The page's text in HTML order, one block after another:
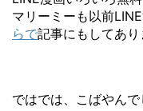
マリーミーも以前
らで記事にもしてあり
ではでは、こばやんで